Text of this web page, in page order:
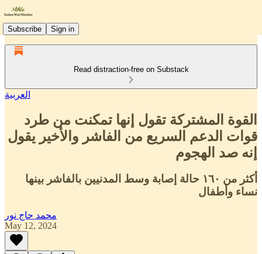
Subscribe Sign in
Read distraction-free on Substack
العربية
القوة المشتركة تقول إنها تمكنت من طرد
قوات الدعم السريع من الفاشر والأخير يقول
إنه صد الهجوم
أكثر من ١٦٠ حالة إصابة وسط المدنيين بالفاشر بينها
نساء وأطفال
محمد حاج نور
May 12, 2024